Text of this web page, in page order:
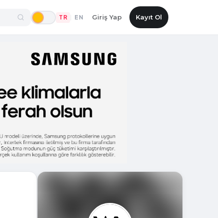
TR EN Giriş Yap Kayıt Ol